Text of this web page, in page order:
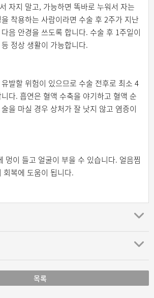
자지 말고, 가능하면 똑바로 누워서 자는
착용하는 사람이라면 수술 후 2주가 지난
음 안경을 쓰도록 합니다. 수술 후 1주일이
정상 생활이 가능합니다.
발할 위험이 있으므로 수술 전후로 최소 4
다. 흡연은 혈액 수축을 야기하고 혈액 순
을 마실 경우 상처가 잘 낫지 않고 염증이
멍이 들고 얼굴이 부을 수 있습니다. 얼음찜
회복에 도움이 됩니다.
목록